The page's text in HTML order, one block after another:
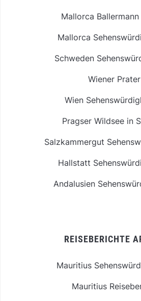
Mallorca
Mallorca
Schweden
Wiener Prater
Wien
Pragser Wildsee in
Salzkammergut
Hallstatt
Andalusien
REISEBERICHTE
Mauritius
Mauritius